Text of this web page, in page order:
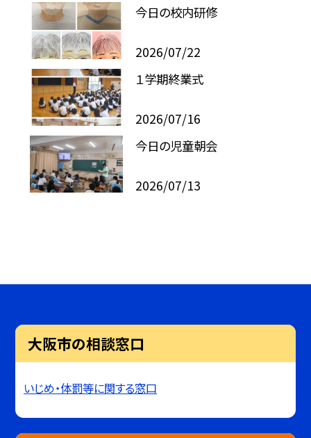
今日の校内研修
2026/07/22
１学期終業式
2026/07/16
今日の児童朝会
2026/07/13
大阪市の相談窓口
いじめ・体罰等に関する窓口